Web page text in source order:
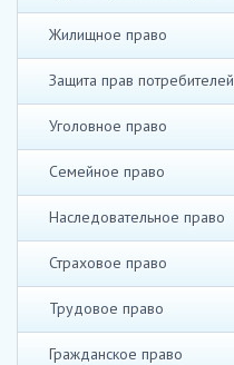
Жилищное право
Защита прав потребителей
Уголовное право
Семейное право
Наследовательное право
Страховое право
Трудовое право
Гражданское право